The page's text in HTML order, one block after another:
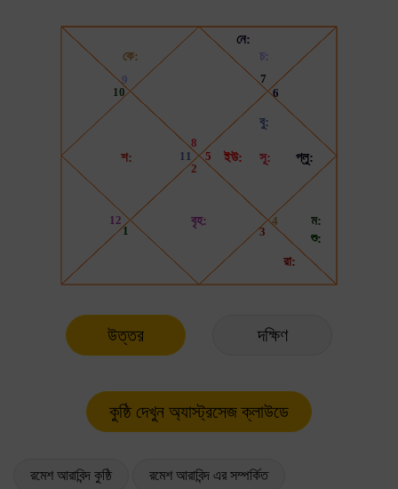
উত্তর দক্ষিণ
রমেশ আরাবিন্দ কুষ্ঠি রমেশ আরাবিন্দ এর সম্পর্কিত